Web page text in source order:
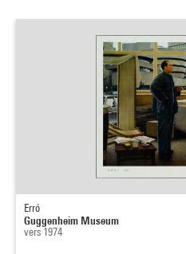
Erró
Guggenheim Museum
vers 1974